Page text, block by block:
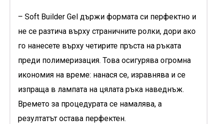
– Soft Builder Gel държи формата си перфектно и
не се разтича върху страничните ролки, дори ако
го нанесете върху четирите пръста на ръката
преди полимеризация. Това осигурява огромна
икономия на време: нанася се, изравнява и се
изпраща в лампата на цялата ръка наведнъж.
Времето за процедурата се намалява, а
резултатът остава перфектен.